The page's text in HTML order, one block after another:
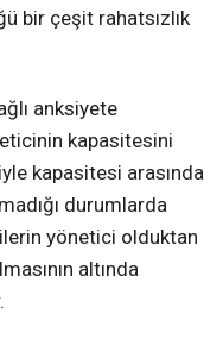
bir çeşit rahatsızlık
anksiyete
kapasitesini
kapasitesi arasında
durumlarda
yönetici olduktan
altında